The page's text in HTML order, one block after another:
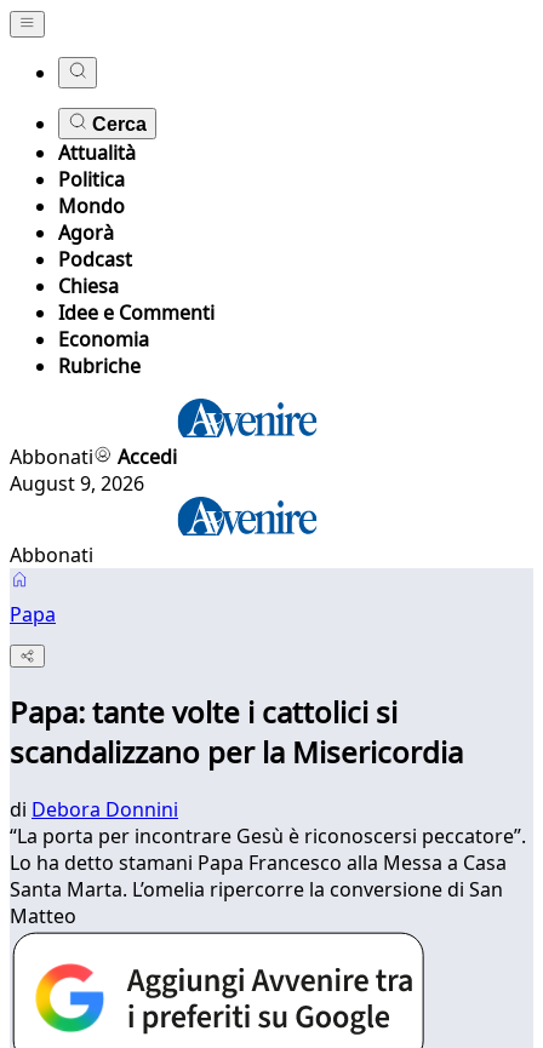
Cerca
Attualità
Politica
Mondo
Agorà
Podcast
Chiesa
Idee e Commenti
Economia
Rubriche
Abbonati
Accedi
August 9, 2026
Abbonati
Papa
Papa: tante volte i cattolici si
scandalizzano per la Misericordia
di Debora Donnini
“La porta per incontrare Gesù è riconoscersi peccatore”.
Lo ha detto stamani Papa Francesco alla Messa a Casa
Santa Marta. L’omelia ripercorre la conversione di San
Matteo